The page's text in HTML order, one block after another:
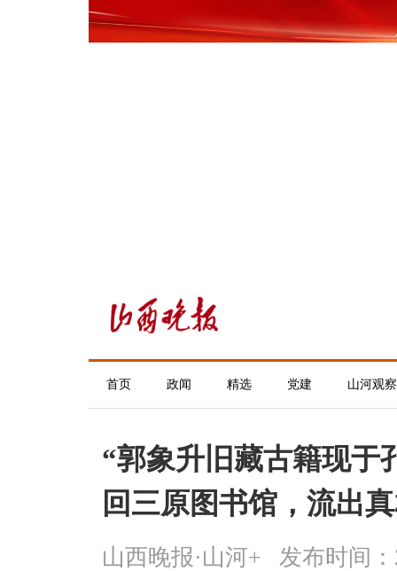
首页 政闻 精选 党建 山河观察
“郭象升旧藏古籍现于
回三原图书馆，流出
山西晚报·山河+ 发布时间：